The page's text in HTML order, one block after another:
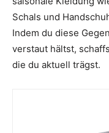
Schals und
Indem du diese
verstaut hältst,
die du aktuell trägst.